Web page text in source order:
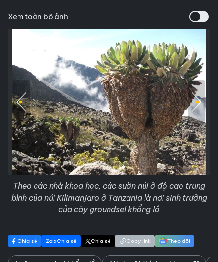
Xem toàn bộ ảnh
Theo các nhà khoa học, các sườn núi ở độ cao trung
bình của núi Kilimanjaro ở Tanzania là nơi sinh trưởng
của cây groundsel khổng lồ
Chia sẻ Chia sẻ Chia sẻ Copy link Theo dõi